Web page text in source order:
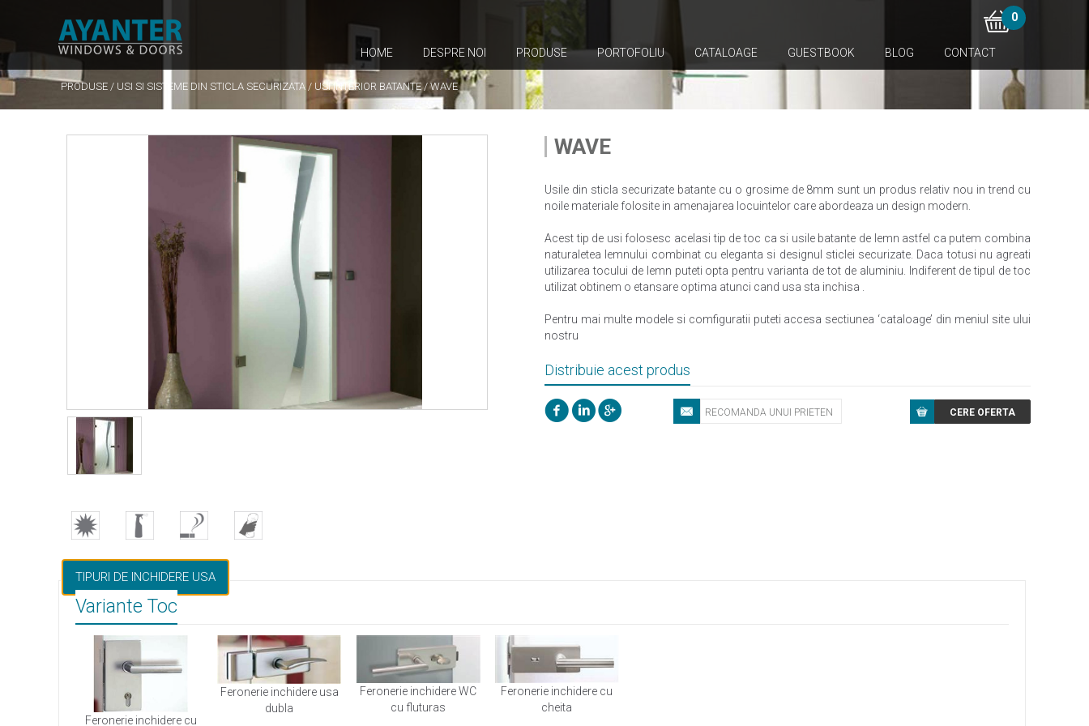
0
HOME DESPRE NOI PRODUSE PORTOFOLIU CATALOAGE GUESTBOOK BLOG CONTACT
PRODUSE / USI SI SISTEME DIN STICLA SECURIZATA / USI INTERIOR BATANTE/WAVE
WAVE
Usile din sticla securizate batante cu o grosime de 8mm sunt un produs relativ nou in trend cu
noile materiale folosite in amenajarea locuintelor care abordeaza un design modern.
Acest tip de usi folosesc acelasi tip de toc ca si usile batante de lemn astfel ca putem combina
naturaletea lemnului combinat cu eleganta si designul sticlei securizate. Daca totusi nu agreati
utilizarea tocului de lemn puteti opta pentru varianta de tot de aluminiu. Indiferent de tipul de toc
utilizat obtinem o etansare optima atunci cand usa sta inchisa .
Pentru mai multe modele si comfiguratii puteti accesa sectiunea ‘cataloage’ din meniul site ului
nostru
Distribuie acest produs
TIPURI DE INCHIDERE USA
Variante Toc
Feronerie inchidere cu
Feronerie inchidere usa
dubla
Feronerie inchidere WC
cu fluturas
Feronerie inchidere cu
cheita